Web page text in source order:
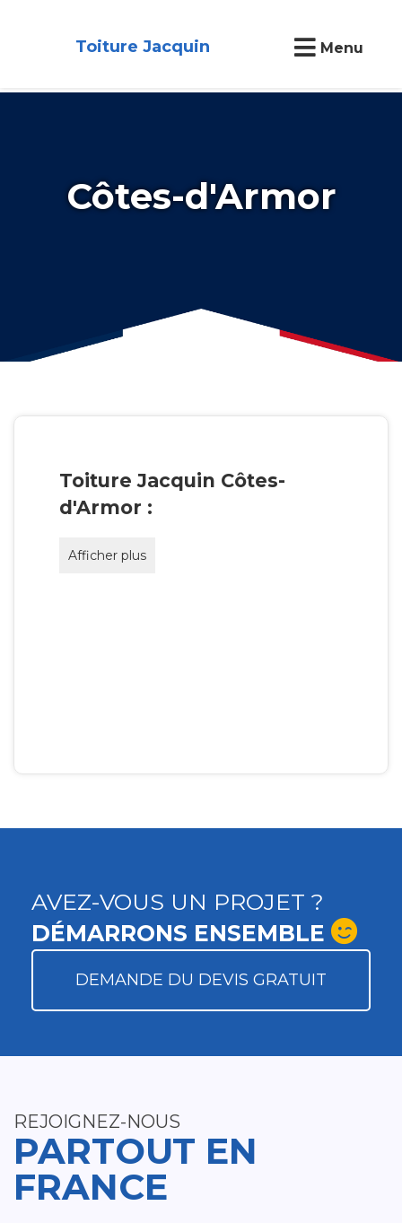
Toiture Jacquin Menu
Côtes-d'Armor
Toiture Jacquin Côtes-
d'Armor :
Afficher plus
AVEZ-VOUS UN PROJET ?
DÉMARRONS ENSEMBLE
DEMANDE DU DEVIS GRATUIT
REJOIGNEZ-NOUS
PARTOUT EN
FRANCE